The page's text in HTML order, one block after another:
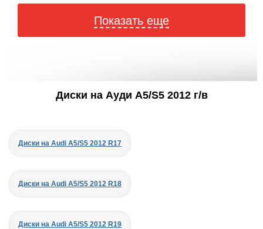
Показать еще
Диски на Ауди A5/S5 2012 г/в
Диски на Audi A5/S5 2012 R17
Диски на Audi A5/S5 2012 R18
Диски на Audi A5/S5 2012 R19